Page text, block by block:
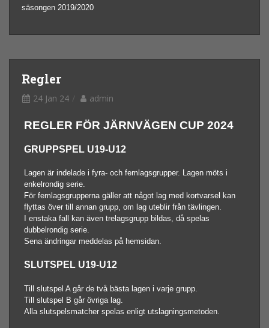
säsongen 2019/2020
Regler
24 Jan 24 admin
REGLER FÖR JÄRNVÄGEN CUP 2024
GRUPPSPEL U19-U12
Lagen är indelade i fyra- och femlagsgrupper. Lagen möts i
enkelrondig serie.
För femlagsgrupperna gäller att något lag med kortvarsel kan
flyttas över till annan grupp, om lag uteblir från tävlingen.
I enstaka fall kan även trelagsgrupp bildas, då spelas
dubbelrondig serie.
Sena ändringar meddelas på hemsidan.
SLUTSPEL U19-U12
Till slutspel A går de två bästa lagen i varje grupp.
Till slutspel B går övriga lag.
Alla slutspelsmatcher spelas enligt utslagningsmetoden.